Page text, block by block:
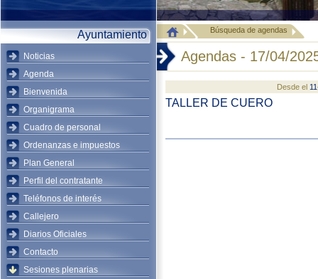
Ayuntamiento
Noticias
Agenda
Bienvenida
Organigrama
Cuadro de personal
Ordenanzas e impuestos
Plan General
Perfil del contratante
Teléfonos de interés
Callejero
Diarios Oficiales
Contacto
Sesiones plenarias
Búsqueda de agendas
Agendas - 17/04/
Desde el
TALLER DE CUERO